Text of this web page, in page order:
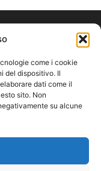
come i cookie
del dispositivo. Il
dati come il
sito. Non
su alcune